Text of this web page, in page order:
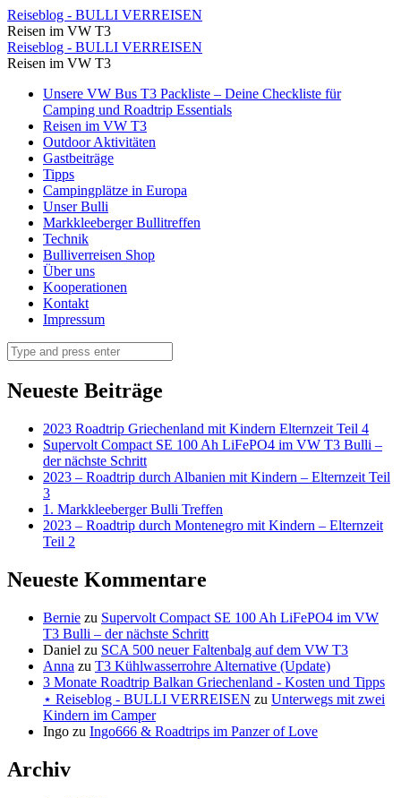
Nicht
ganz
so
eine
einsame
Bucht
wie
gestern
Reiseblog
BULLI
VERREISEN
Reiseblog - BULLI VERREISEN
Reisen im VW T3
Nicht
ganz
eine
einsame
Bucht
wie
gestern
Reiseblog
BULLI
VERREISEN
Reiseblog - BULLI VERREISEN
Reisen im VW T3
Skip
content
Unsere VW Bus T3 Packliste – Deine Checkliste für
Camping und Roadtrip Essentials
Reisen im VW T3
Outdoor Aktivitäten
Gastbeiträge
Tipps
Campingplätze in Europa
Unser Bulli
Markkleeberger Bullitreffen
Technik
Bulliverreisen Shop
Über uns
Kooperationen
Kontakt
Impressum
Search
Neueste Beiträge
2023 Roadtrip Griechenland mit Kindern Elternzeit Teil 4
Supervolt Compact SE 100 Ah LiFePO4 im VW T3 Bulli –
der nächste Schritt
2023 – Roadtrip durch Albanien mit Kindern – Elternzeit Teil
3
1. Markkleeberger Bulli Treffen
2023 – Roadtrip durch Montenegro mit Kindern – Elternzeit
Teil 2
Neueste Kommentare
Bernie zu Supervolt Compact SE 100 Ah LiFePO4 im VW
T3 Bulli – der nächste Schritt
Daniel zu SCA 500 neuer Faltenbalg auf dem VW T3
Anna zu T3 Kühlwasserrohre Alternative (Update)
3 Monate Roadtrip Balkan Griechenland - Kosten und Tipps
⋆ Reiseblog - BULLI VERREISEN zu Unterwegs mit zwei
Kindern im Camper
Ingo zu Ingo666 & Roadtrips im Panzer of Love
Archiv